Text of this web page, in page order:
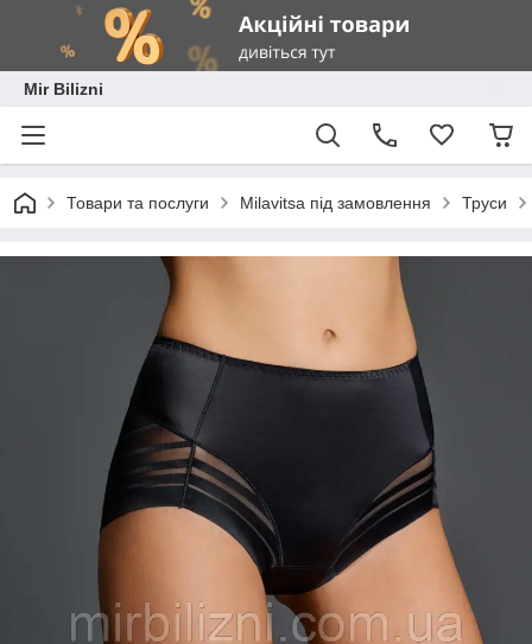
Mir Bilizni
Товари та послуги Milavitsa під замовлення Труси